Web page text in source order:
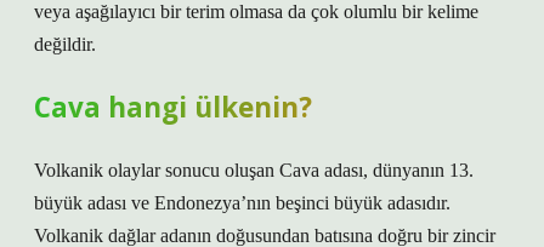
veya aşağılayıcı bir terim olmasa da çok olumlu bir kelime
değildir.
Cava hangi ülkenin?
Volkanik olaylar sonucu oluşan Cava adası, dünyanın 13.
büyük adası ve Endonezya’nın beşinci büyük adasıdır.
Volkanik dağlar adanın doğusundan batısına doğru bir zincir